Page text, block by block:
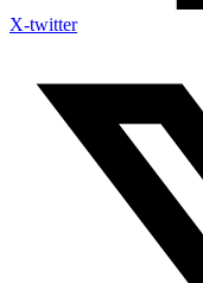
X-twitter